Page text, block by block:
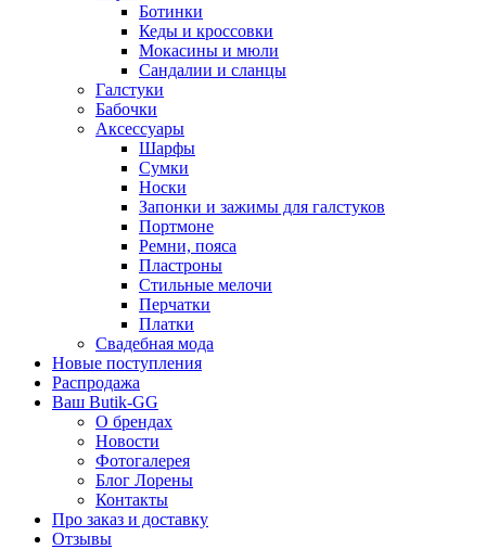
Ботинки
Кеды и кроссовки
Мокасины и мюли
Сандалии и сланцы
Галстуки
Бабочки
Аксессуары
Шарфы
Сумки
Носки
Запонки и зажимы для галстуков
Портмоне
Ремни, пояса
Пластроны
Стильные мелочи
Перчатки
Платки
Свадебная мода
Новые поступления
Распродажа
Ваш Butik-GG
О брендах
Новости
Фотогалерея
Блог Лорены
Контакты
Про заказ и доставку
Отзывы